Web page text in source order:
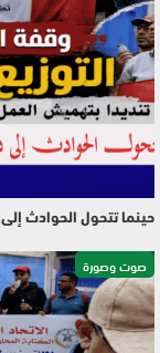
حينما تتحول الحوادث
صوت وصورة